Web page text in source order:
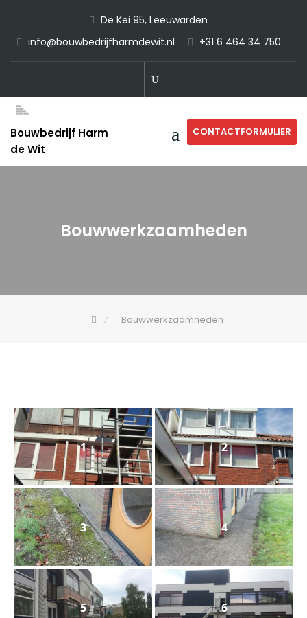
content
De Kei 95, Leeuwarden
info@bouwbedrijfharmdewit.nl
+31 6 464 34 750
Bouwbedrijf Harm
de Wit
CONTACTFORMULIER
Bouwwerkzaamheden
Bouwwerkzaamheden
1 2
3 4
5 6